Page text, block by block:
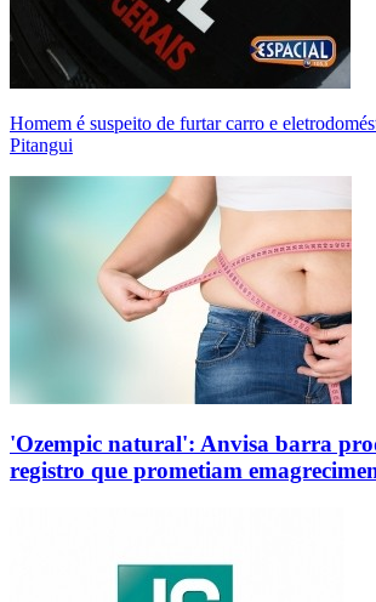
Homem é suspeito de furtar carro e
Pitangui
'Ozempic natural': Anvisa barra
registro que prometiam